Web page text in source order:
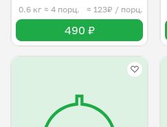
0.6 кг ≈ 4 порц. ≈ 123₽ / порц.
490 ₽